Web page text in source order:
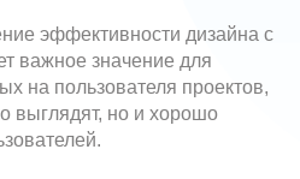
эффективности дизайна с
важное значение для
на пользователя проектов,
выглядят, но и хорошо